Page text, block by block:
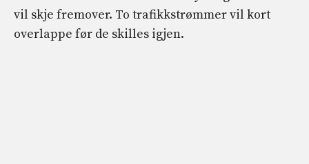
vil skje fremover. To trafikkstrømmer vil kort
overlappe før de skilles igjen.